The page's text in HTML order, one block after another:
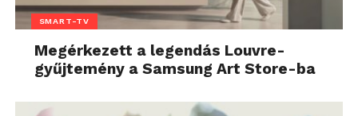
SMART-TV
Megérkezett a legendás Louvre-
gyűjtemény a Samsung Art Store-ba